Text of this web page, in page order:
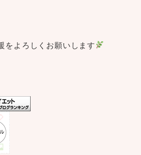
をよろしくお願いします